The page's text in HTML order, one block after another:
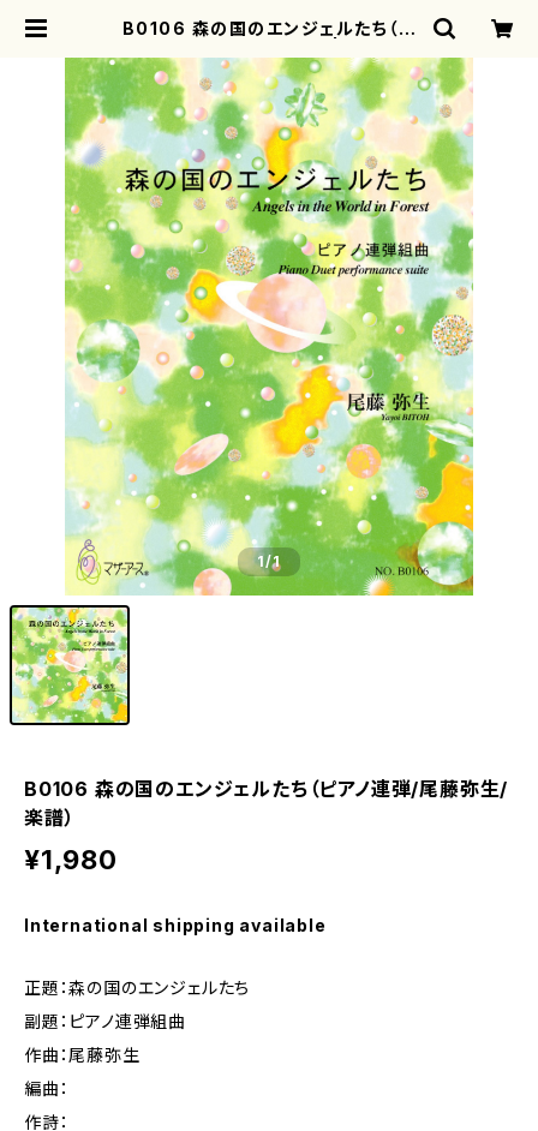
B0106 森の国のエンジェルたち（ピ
earth
1/1
B0106 森の国のエンジェルたち（ピアノ連弾/尾藤弥生/
楽譜）
¥1,980
International shipping available
正題：森の国のエンジェルたち
副題：ピアノ連弾組曲
作曲：尾藤弥生
編曲：
作詩：